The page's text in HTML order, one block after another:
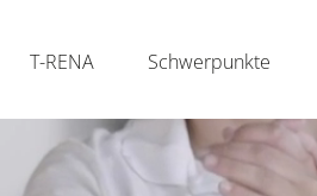
T-RENA Schwerpunkte